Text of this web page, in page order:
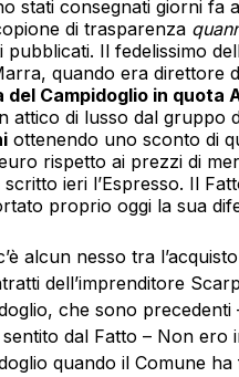
stati consegnati giorni fa
di trasparenza
pubblicati. Il fedelissimo
quando era direttore
del Campidoglio in quota
attico di lusso dal gruppo
ottenendo uno sconto di
rispetto ai prezzi di
ieri l’Espresso. Il
proprio oggi la sua
alcun nesso tra
dell’imprenditore
che sono precedenti
dal Fatto – Non ero
quando il Comune